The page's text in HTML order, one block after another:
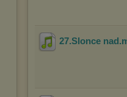
27.Slonce nad